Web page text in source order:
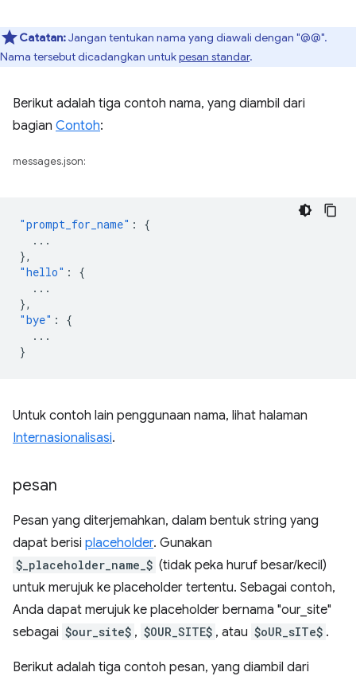
Catatan:Jangan tentukan nama yang diawali dengan "@@".
Nama tersebut dicadangkan untukpesan standar.
Berikut adalah tiga contoh nama, yang diambil dari
bagian Contoh:
messages.json:
"prompt_for_name" :
{
...
},
"hello" :
{
...
},
"bye" :
{
...
}
Untuk contoh lain penggunaan nama, lihat halaman
Internasionalisasi.
pesan
Pesan yang diterjemahkan, dalam bentuk string yang
dapat berisi placeholder. Gunakan
$_placeholder_name_$ (tidak peka huruf besar/kecil)
untuk merujuk ke placeholder tertentu. Sebagai contoh,
Anda dapat merujuk ke placeholder bernama "our_site"
sebagai $our_site$ , $OUR_SITE$ , atau $oUR_sITe$ .
Berikut adalah tiga contoh pesan, yang diambil dari